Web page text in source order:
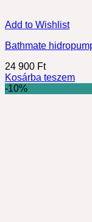
Add to Wishlist
Bathmate
24 900 Ft
Kosárba teszem
-10%